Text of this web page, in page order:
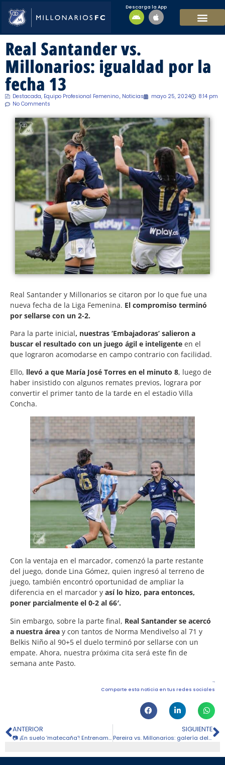
Descarga la App
Real Santander vs.
Millonarios: igualdad por la
fecha 13
Destacada, Equipo Profesional Femenino., Noticias mayo 25, 2024
8:14 pm
No Comments
Real Santander y Millonarios se citaron por lo que fue una
nueva fecha de la Liga Femenina. El compromiso terminó
por sellarse con un 2-2.
Para la parte inicial, nuestras ‘Embajadoras’ salieron a
buscar el resultado con un juego ágil e inteligente en el
que lograron acomodarse en campo contrario con facilidad.
Ello, llevó a que María José Torres en el minuto 8, luego de
haber insistido con algunos remates previos, lograra por
convertir el primer tanto de la tarde en el estadio Villa
Concha.
Con la ventaja en el marcador, comenzó la parte restante
del juego, donde Lina Gómez, quien ingresó al terreno de
juego, también encontró oportunidad de ampliar la
diferencia en el marcador y así lo hizo, para entonces,
poner parcialmente el 0-2 al 66′.
Sin embargo, sobre la parte final, Real Santander se acercó
a nuestra área y con tantos de Norma Mendivelso al 71 y
Belkis Niño al 90+5 el duelo terminó por sellarse con un
empate. Ahora, nuestra próxima cita será este fin de
semana ante Pasto.
Comparte esta noticia en tus redes sociales
ANTERIOR
📷 ¡En suelo ‘matecaña’! Entrenamiento de Millonarios previo al juego
SIGUIENTE
Pereira vs. Millonarios: galería del compromiso